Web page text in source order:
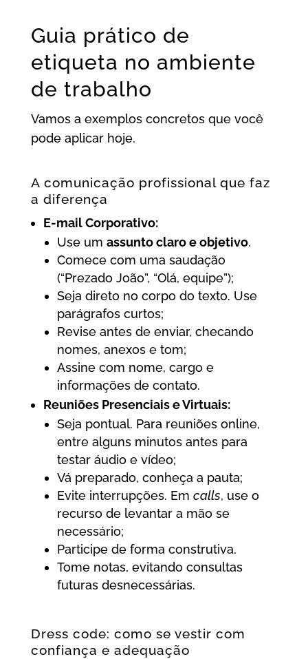
Guia prático de
etiqueta no ambiente
de trabalho
Vamos a exemplos concretos que você
pode aplicar hoje.
A comunicação profissional que faz
a diferença
E-mail Corporativo:
Use um assunto claro e objetivo.
Comece com uma saudação
(“Prezado João”, “Olá, equipe”);
Seja direto no corpo do texto. Use
parágrafos curtos;
Revise antes de enviar, checando
nomes, anexos e tom;
Assine com nome, cargo e
informações de contato.
Reuniões Presenciais e Virtuais:
Seja pontual. Para reuniões online,
entre alguns minutos antes para
testar áudio e vídeo;
Vá preparado, conheça a pauta;
Evite interrupções. Em calls, use o
recurso de levantar a mão se
necessário;
Participe de forma construtiva.
Tome notas, evitando consultas
futuras desnecessárias.
Dress code: como se vestir com
confiança e adequação